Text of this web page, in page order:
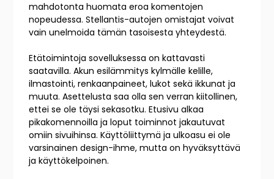
mahdotonta huomata eroa komentojen
nopeudessa. Stellantis-autojen omistajat voivat
vain unelmoida tämän tasoisesta yhteydestä.
Etätoimintoja sovelluksessa on kattavasti
saatavilla. Akun esilämmitys kylmälle kelille,
ilmastointi, renkaanpaineet, lukot sekä ikkunat ja
muuta. Asettelusta saa olla sen verran kiitollinen,
ettei se ole täysi sekasotku. Etusivu alkaa
pikakomennoilla ja loput toiminnot jakautuvat
omiin sivuihinsa. Käyttöliittymä ja ulkoasu ei ole
varsinainen design-ihme, mutta on hyväksyttävä
ja käyttökelpoinen.